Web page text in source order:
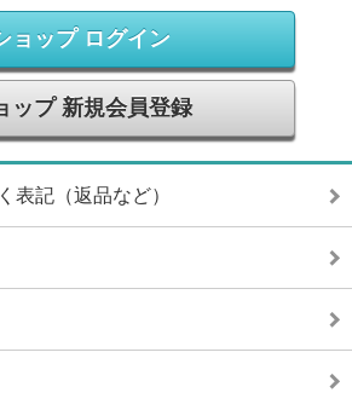
ョップ ログイン
ップ 新規会員登録
表記（返品など）